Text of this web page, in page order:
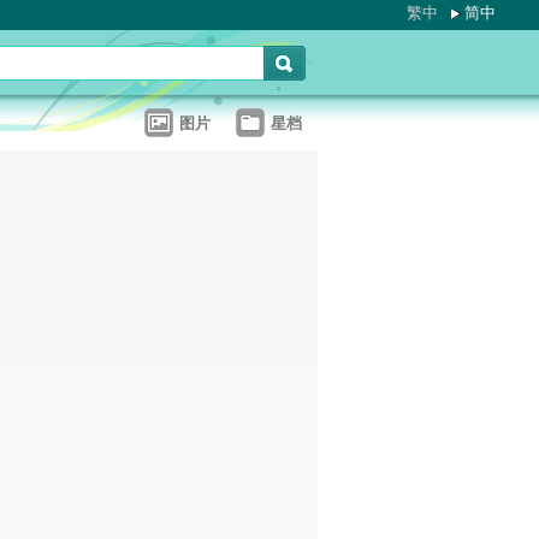
繁中 简中
图片 星档